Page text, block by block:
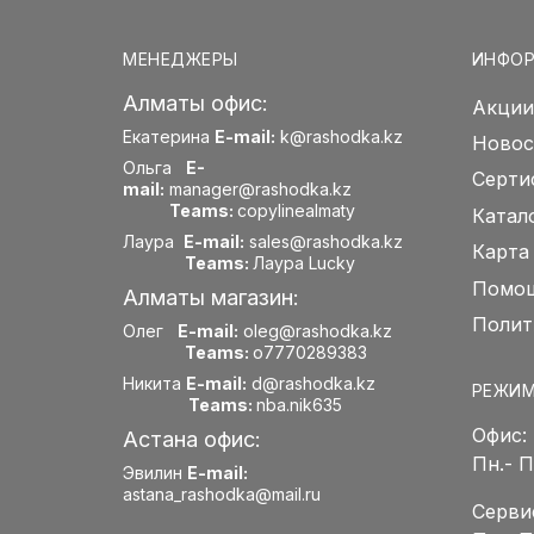
МЕНЕДЖЕРЫ
Алматы офис:
Екатерина E-mail: k@rashodka.kz
Ольга E-
mail: manager@rashodka.kz
Teams: copylinealmaty
Лаура E-mail: sales@rashodka.kz
Teams: Лаура Lucky
Алматы магазин:
Олег E-mail: oleg@rashodka.kz
Teams: o7770289383
Никита E-mail: d@rashodka.kz
Teams: nba.nik635
Астана офис:
Эвилин E-mail:
astana_rashodka@mail.ru
Акции
Карта
Офис:
Пн.-